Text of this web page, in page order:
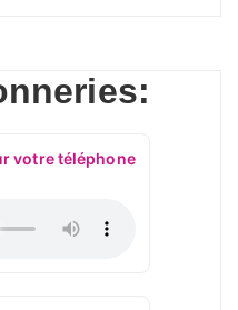
votre téléphone